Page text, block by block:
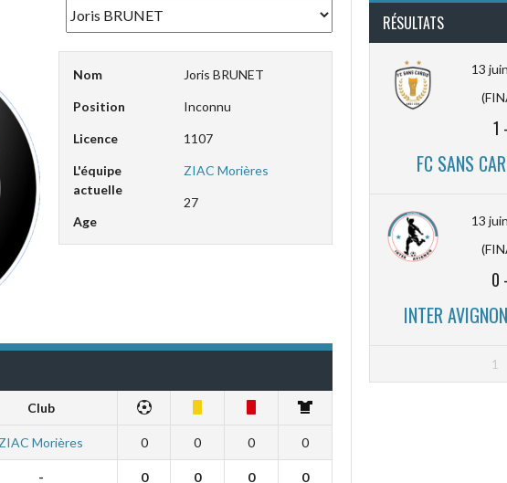
Nom Joris BRUNET
Position Inconnu
Licence 1107
L'équipe
actuelle
ZIAC Morières
Age
27
Club
ZIAC Morières 0 0 0 0
- 0 0 0 0
RÉSULTATS
13
1 -
FC SANS
13
0 -
INTER
1